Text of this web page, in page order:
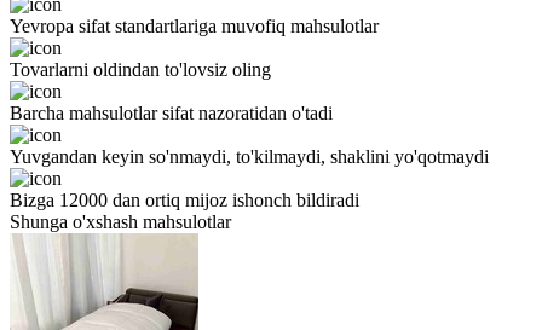
Yevropa sifat standartlariga muvofiq mahsulotlar
Tovarlarni oldindan to'lovsiz oling
Barcha mahsulotlar sifat nazoratidan o'tadi
Yuvgandan keyin so'nmaydi, to'kilmaydi, shaklini yo'qotmaydi
Bizga 12000 dan ortiq mijoz ishonch bildiradi
Shunga o'xshash mahsulotlar